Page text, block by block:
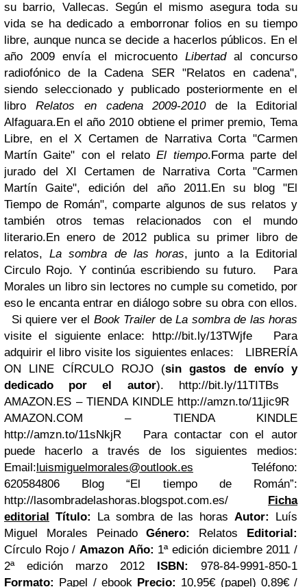
su barrio, Vallecas. Según el mismo asegura toda su
vida se ha dedicado a emborronar folios en su tiempo
libre, aunque nunca se decide a hacerlos públicos. En el
año 2009 envía el microcuento Libertadal concurso
radiofónico de la Cadena SER "Relatos en cadena",
siendo seleccionado y publicado posteriormente en el
libro Relatos en cadena 2009-2010de la Editorial
Alfaguara.En el año 2010 obtiene el primer premio, Tema
Libre, en el X Certamen de Narrativa Corta "Carmen
Martín Gaite" con el relatoEl tiempo.Forma parte del
jurado del XI Certamen de Narrativa Corta "Carmen
Martín Gaite", edición del año 2011.En su blog "El
Tiempo de Román", comparte algunos de sus relatos y
también otros temas relacionados con el mundo
literario.En enero de 2012 publica su primer libro de
relatos,La sombra de las horas, junto a la Editorial
Circulo Rojo. Y continúa escribiendo su futuro.
Para
Morales un libro sin lectores no cumple su cometido, por
eso le encanta entrar en diálogo sobre su obra con ellos.
Si quiere ver el Book TrailerdeLa sombra de las horas
visite el siguiente enlace: http://bit.ly/13TWjfe Para
adquirir el libro visite los siguientes enlaces: LIBRERÍA
ON LINE CÍRCULO ROJO (sin gastos de envío y
dedicado por el autor). http://bit.ly/11TITBs
AMAZON.ES – TIENDA KINDLE http://amzn.to/11jic9R
AMAZON.COM – TIENDA KINDLE
http://amzn.to/11sNkjR Para contactar con el autor
puede hacerlo a través de los siguientes medios:
Email:luismiguelmorales@outlook.es Teléfono:
620584806 Blog “El tiempo de Román”:
http://lasombradelashoras.blogspot.com.es/ Ficha
editorial Título: La sombra de las horasAutor: Luís
Miguel Morales PeinadoGénero: Relatos Editorial:
Círculo Rojo / Amazon Año: 1ª edición diciembre 2011 /
2ª edición marzo 2012 ISBN: 978-84-9991-850-1
Formato: Papel / ebook Precio: 10,95€ (papel) 0,89€ /